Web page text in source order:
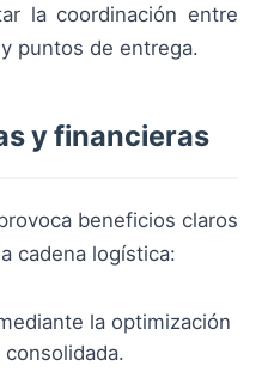
la coordinación entre
puntos de entrega.
y financieras
beneficios claros
cadena logística:
la optimización